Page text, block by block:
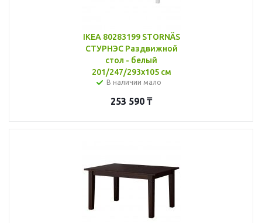
IKEA 80283199 STORNÄS
СТУРНЭС Раздвижной
стол - белый
201/247/293x105 см
В наличии мало
253 590 ₸